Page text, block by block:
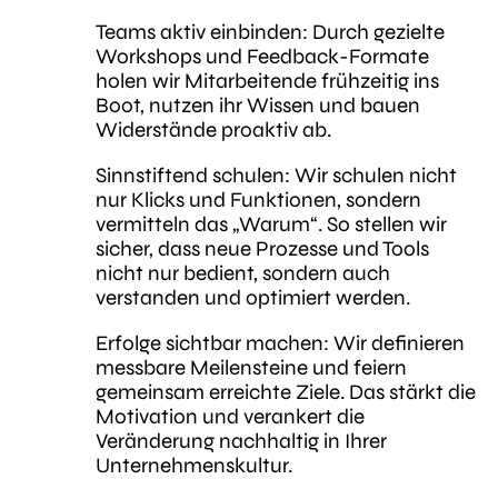
Teams aktiv einbinden: Durch gezielte
Workshops und Feedback-Formate
holen wir Mitarbeitende frühzeitig ins
Boot, nutzen ihr Wissen und bauen
Widerstände proaktiv ab.
Sinnstiftend schulen: Wir schulen nicht
nur Klicks und Funktionen, sondern
vermitteln das „Warum“. So stellen wir
sicher, dass neue Prozesse und Tools
nicht nur bedient, sondern auch
verstanden und optimiert werden.
Erfolge sichtbar machen: Wir definieren
messbare Meilensteine und feiern
gemeinsam erreichte Ziele. Das stärkt die
Motivation und verankert die
Veränderung nachhaltig in Ihrer
Unternehmenskultur.